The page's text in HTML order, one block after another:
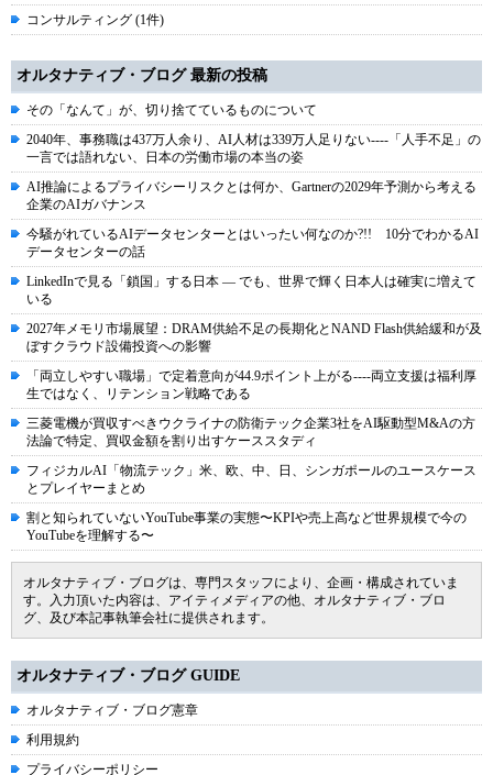
コンサルティング (1件)
オルタナティブ・ブログ 最新の投稿
その「なんて」が、切り捨てているものについて
2040年、事務職は437万人余り、AI人材は339万人足りない----「人手不足」の
一言では語れない、日本の労働市場の本当の姿
AI推論によるプライバシーリスクとは何か、Gartnerの2029年予測から考える
企業のAIガバナンス
今騒がれているAIデータセンターとはいったい何なのか?!! 10分でわかるAI
データセンターの話
LinkedInで見る「鎖国」する日本 ― でも、世界で輝く日本人は確実に増えて
いる
2027年メモリ市場展望：DRAM供給不足の長期化とNAND Flash供給緩和が及
ぼすクラウド設備投資への影響
「両立しやすい職場」で定着意向が44.9ポイント上がる----両立支援は福利厚
生ではなく、リテンション戦略である
三菱電機が買収すべきウクライナの防衛テック企業3社をAI駆動型M&Aの方
法論で特定、買収金額を割り出すケーススタディ
フィジカルAI「物流テック」米、欧、中、日、シンガポールのユースケース
とプレイヤーまとめ
割と知られていないYouTube事業の実態〜KPIや売上高など世界規模で今の
YouTubeを理解する〜
オルタナティブ・ブログは、専門スタッフにより、企画・構成されていま
す。入力頂いた内容は、アイティメディアの他、オルタナティブ・ブロ
グ、及び本記事執筆会社に提供されます。
オルタナティブ・ブログ GUIDE
オルタナティブ・ブログ憲章
利用規約
プライバシーポリシー